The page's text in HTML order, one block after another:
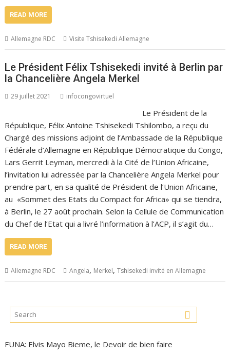
READ MORE
Allemagne RDC Visite Tshisekedi Allemagne
Le Président Félix Tshisekedi invité à Berlin par
la Chancelière Angela Merkel
29 juillet 2021 infocongovirtuel
Le Président de la
République, Félix Antoine Tshisekedi Tshilombo, a reçu du
Chargé des missions adjoint de l’Ambassade de la République
Fédérale d’Allemagne en République Démocratique du Congo,
Lars Gerrit Leyman, mercredi à la Cité de l’Union Africaine,
l’invitation lui adressée par la Chancelière Angela Merkel pour
prendre part, en sa qualité de Président de l’Union Africaine,
au «Sommet des Etats du Compact for Africa» qui se tiendra,
à Berlin, le 27 août prochain. Selon la Cellule de Communication
du Chef de l’Etat qui a livré l’information à l’ACP, il s’agit du…
READ MORE
Allemagne RDC Angela, Merkel,Tshisekedi invité en Allemagne
FUNA: Elvis Mayo Bieme, le Devoir de bien faire